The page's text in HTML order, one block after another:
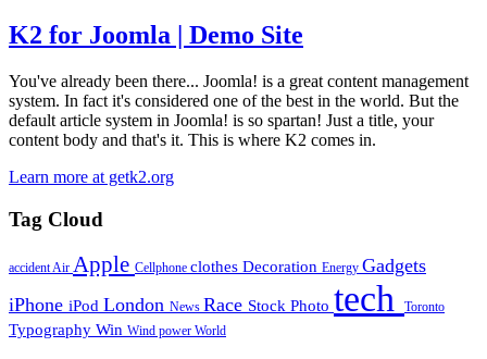
K2 for Joomla | Demo Site
You've already been there... Joomla! is a great content management
system. In fact it's considered one of the best in the world. But the
default article system in Joomla! is so spartan! Just a title, your
content body and that's it. This is where K2 comes in.
Learn more at getk2.org
Tag Cloud
accidentAir Apple Cellphone clothes Decoration Energy Gadgets
iPhone iPod London News Race Stock Photo tech Toronto
Typography Win Wind power World